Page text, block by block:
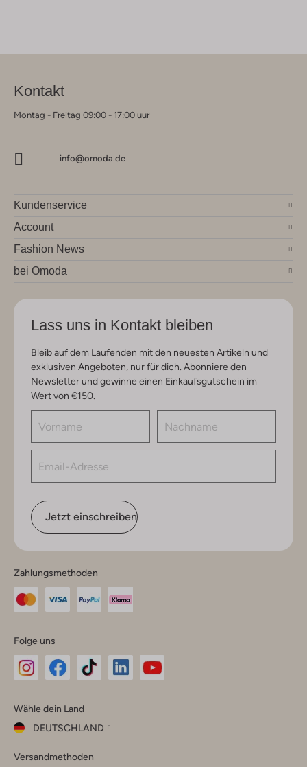
Kontakt
Montag - Freitag 09:00 - 17:00 uur
info@omoda.de
Kundenservice
Account
Fashion News
bei Omoda
Lass uns in Kontakt bleiben
Bleib auf dem Laufenden mit den neuesten Artikeln und
exklusiven Angeboten, nur für dich. Abonniere den
Newsletter und gewinne einen Einkaufsgutschein im
Wert von €150.
Jetzt einschreiben
Zahlungsmethoden
Folge uns
Instagram
Facebook
TikTok
Wähle dein Land
DEUTSCHLAND
dein
Versandmethoden